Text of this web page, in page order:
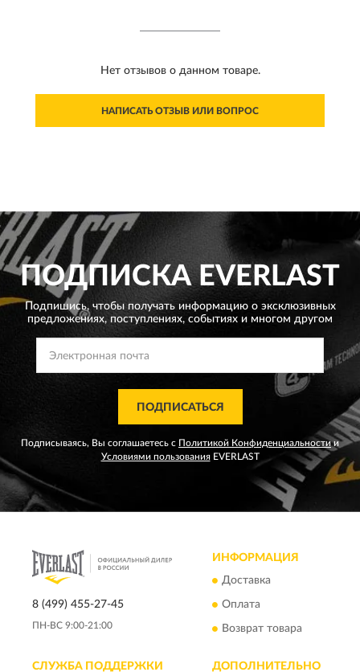
Нет отзывов о данном товаре.
НАПИСАТЬ ОТЗЫВ ИЛИ ВОПРОС
ПОДПИСКАEVERLAST
Подпишись, чтобы получать информацию о эксклюзивных
предложениях, поступлениях, событиях и многом другом
ПОДПИСАТЬСЯ
Подписываясь, Вы соглашаетесь с Политикой Конфиденциальности и
Условиями пользованияEVERLAST
8 (499) 455-27-45
ПН-ВС 9:00-21:00
ИНФОРМАЦИЯ
Доставка
Оплата
Возврат товара
СЛУЖБА ПОДДЕРЖКИ ДОПОЛНИТЕЛЬНО